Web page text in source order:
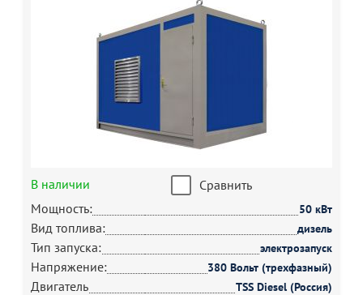
В наличии
Сравнить
Мощность:
50 кВт
Вид топлива: дизель
Тип запуска: электрозапуск
Напряжение: 380 Вольт (трехфазный)
Двигатель TSS Diesel (Россия)